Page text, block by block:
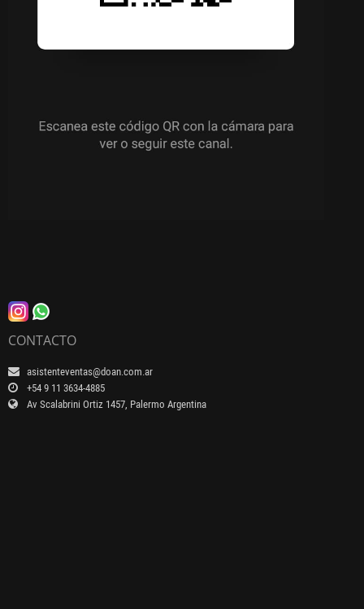
CONTACTO
asistenteventas@doan.com.ar
+54 9 11 3634-4885
Av Scalabrini Ortiz 1457, Palermo Argentina